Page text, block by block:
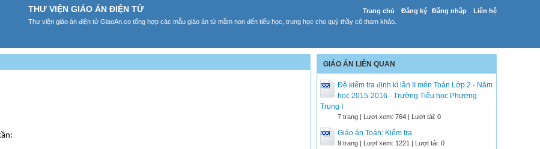
Trang chủ Đăng ký Đăng nhập Liên hệ
THƯ VIỆN GIÁO ÁN ĐIỆN TỬ
Thư viện giáo án điện tử GiaoAn.co tổng hợp các mẫu giáo án từ mầm non đến tiểu học, trung học cho quý thầy cô tham khảo.
GIÁO ÁN LIÊN QUAN
Đề kiểm tra định kì lần II môn Toán Lớp 2 - Năm
học 2015-2016 - Trường Tiểu học Phương
Trung I
7 trang | Lượt xem: 764 | Lượt tải: 0
Giáo án Toán: Kiểm tra
9 trang | Lượt xem: 1221 | Lượt tải: 0